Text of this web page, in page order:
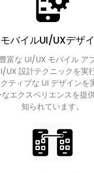
モバイルUI/UXデザ
富な UI/UX モバイル ア
UX 設計テクニックを実
ティブな UI デザインを
エクスペリエンスを提
知られています。